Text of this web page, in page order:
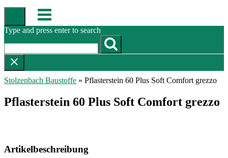
Skip
content
Menu
Type and press enter to search
Stolzenbach Baustoffe » Pflasterstein 60 Plus Soft Comfort grezzo
Pflasterstein 60 Plus Soft Comfort grezzo
Artikelbeschreibung